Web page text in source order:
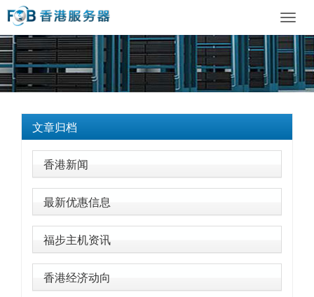
文章归档
香港新闻
最新优惠信息
福步主机资讯
香港经济动向